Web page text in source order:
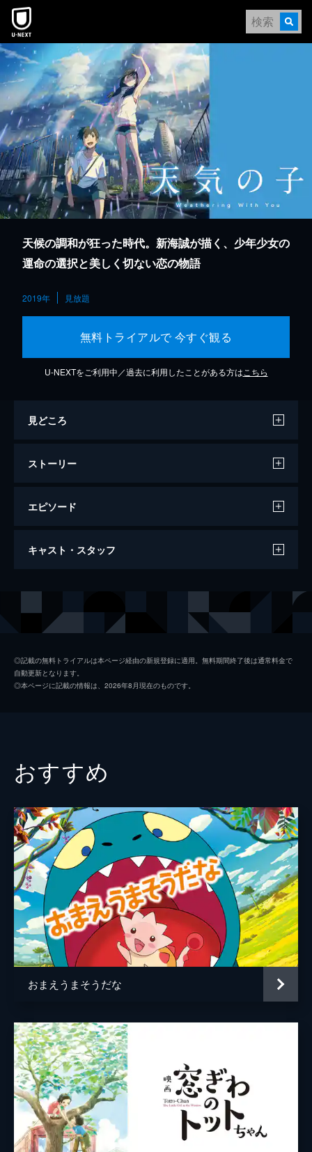
本文へスキップ
天候の調和が狂った時代。新海誠が描く、少年少女の
運命の選択と美しく切ない恋の物語
2019年 見放題
無料トライアルで 今すぐ観る
U-NEXTをご利用中／過去に利用したことがある方は こちら
見どころ
ストーリー
エピソード
天気の子
キャスト・スタッフ
天野陽菜 森七菜
監督 新海誠
脚本 新海誠
原作 新海誠
音楽 RADWIMPS
演出 徳野悠我
居村健治
アニメーション制作 コミックス・ウェーブ・フィルム
製作
川口典孝
◎記載の無料トライアルは本ページ経由の新規登録に適用。無料期間終了後は通常料金で
自動更新となります。
◎本ページに記載の情報は、2026年8月現在のものです。
おすすめ
おまえうまそうだな